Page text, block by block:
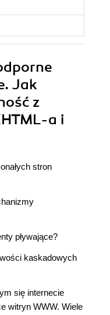
Jak
z
a i
stron
pływające?
kaskadowych
się internecie
witryn WWW. Wiele